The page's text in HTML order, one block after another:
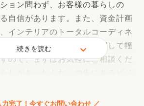
ョン問わず、お客様の暮らしの
自信があります。また、資金計画
インテリアのトータルコーディネ
デザインなど、住まいに関して幅
ので、まずはお気軽にご相談くだ
続きを読む
力完了！今すぐお問い合わせ ／